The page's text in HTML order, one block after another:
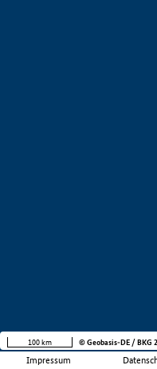
Impressum
100 km © Geobasis-DE / BKG